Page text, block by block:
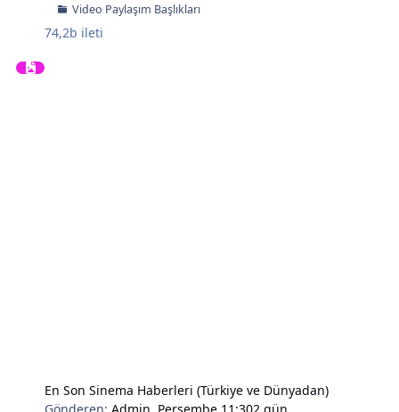
Video Paylaşım Başlıkları
74,2b ileti
En Son Sinema Haberleri (Türkiye ve Dünyadan)
Gönderen: Admin Perşembe 11:302 gün